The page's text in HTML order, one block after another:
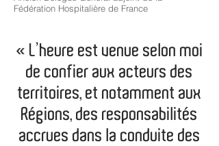
Fédération Hospitalière de France
« L’heure est venue selon moi
de confier aux acteurs des
territoires, et notamment aux
Régions, des responsabilités
accrues dans la conduite des